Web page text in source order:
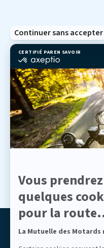
CERTIFIÉ PAR EN SAVOIR PLUS SUR
certifié
Axeptio
-
En
savoir
plus
sur
Axeptio
Vous
quelques
pour la
La Mutuelle des
Continuer sans accepter
ASSURONS